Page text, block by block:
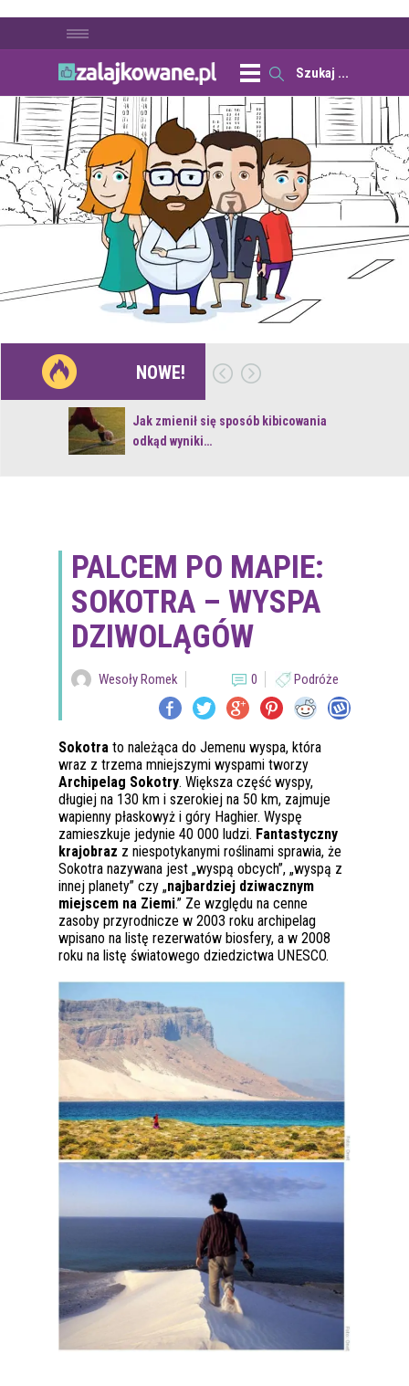
NOWE!
Jak zmienił się sposób kibicowania
odkąd wyniki…
PALCEM PO MAPIE:
SOKOTRA – WYSPA
DZIWOLĄGÓW
Wesoły Romek 0 Podróże
Sokotra to należąca do Jemenu wyspa, która
wraz z trzema mniejszymi wyspami tworzy
Archipelag Sokotry. Większa część wyspy,
długiej na 130 km i szerokiej na 50 km, zajmuje
wapienny płaskowyż i góry Haghier. Wyspę
zamieszkuje jedynie 40 000 ludzi. Fantastyczny
krajobraz z niespotykanymi roślinami sprawia, że
Sokotra nazywana jest „wyspą obcych”, „wyspą z
innej planety” czy „najbardziej dziwacznym
miejscem na Ziemi.” Ze względu na cenne
zasoby przyrodnicze w 2003 roku archipelag
wpisano na listę rezerwatów biosfery, a w 2008
roku na listę światowego dziedzictwa UNESCO.